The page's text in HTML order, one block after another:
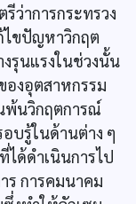
ว่าการกระทรวง
ไขปัญหาวิกฤต
รุนแรงในช่วงนั้น
องอุตสาหกรรม
พ้นวิกฤตการณ์
บรู้ในด้านต่าง ๆ
ด้ดำเนินการไป
ร การคมนาคม